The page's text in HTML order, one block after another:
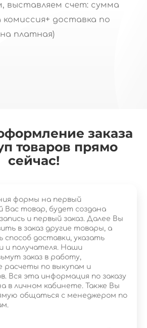
выставляем счет: сумма
комиссия+ доставка по
платная)
заказа
товаров прямо
сейчас!
формы на первый
товар, будет создана
и первый заказ. Далее Вы
в заказ другие товары, а
доставки, указать
и получателя. Наши
заказ в работу,
расчеты по выкупам и
Вся эта информация по заказу
в личном кабинете. Также Вы
общаться с менеджером по